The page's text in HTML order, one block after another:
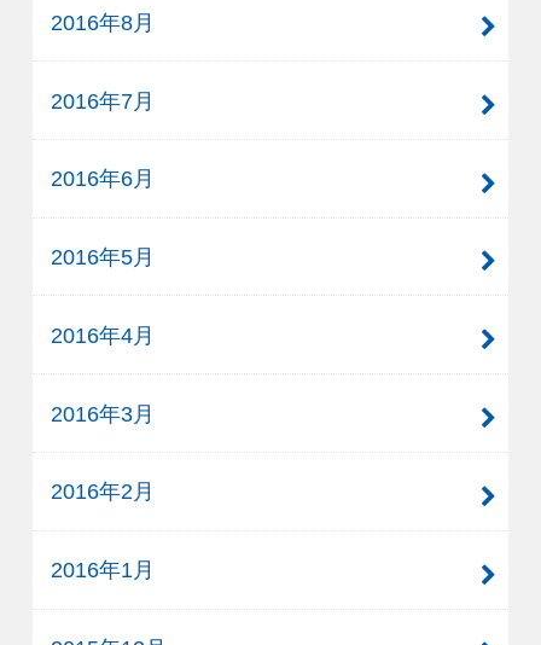
2016年8月
2016年7月
2016年6月
2016年5月
2016年4月
2016年3月
2016年2月
2016年1月